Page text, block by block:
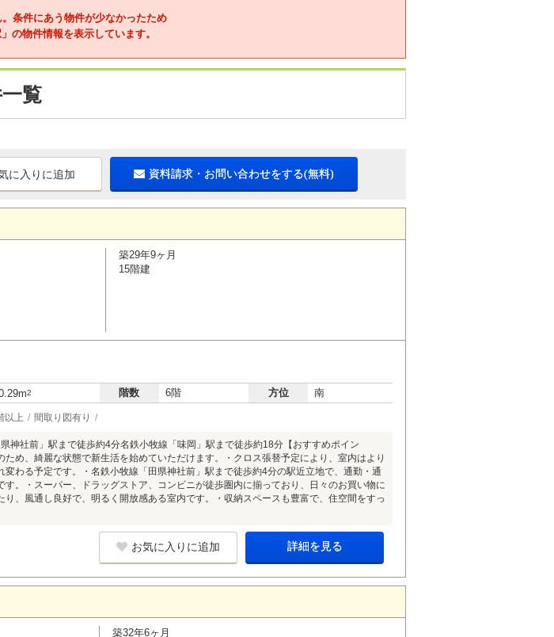
条件にあう物件が少なかったため
の物件情報を表示しています。
覧
に入りに追加 資料請求・お問い合わせをする(無料)
築29年9ヶ月
15階建
2 階数 6階 方位 南
以上 間取り図有り
神社前」駅まで徒歩約4分名鉄小牧線「味岡」駅まで徒歩約18分【おすすめポイン
ため、綺麗な状態で新生活を始めていただけます。・クロス張替予定により、室内はより
変わる予定です。・名鉄小牧線「田県神社前」駅まで徒歩約4分の駅近立地で、通勤・通
す。・スーパー、ドラッグストア、コンビニが徒歩圏内に揃っており、日々のお買い物に
り、風通し良好で、明るく開放感ある室内です。・収納スペースも豊富で、住空間をすっ
お気に入りに追加 詳細を見る
築32年6ヶ月